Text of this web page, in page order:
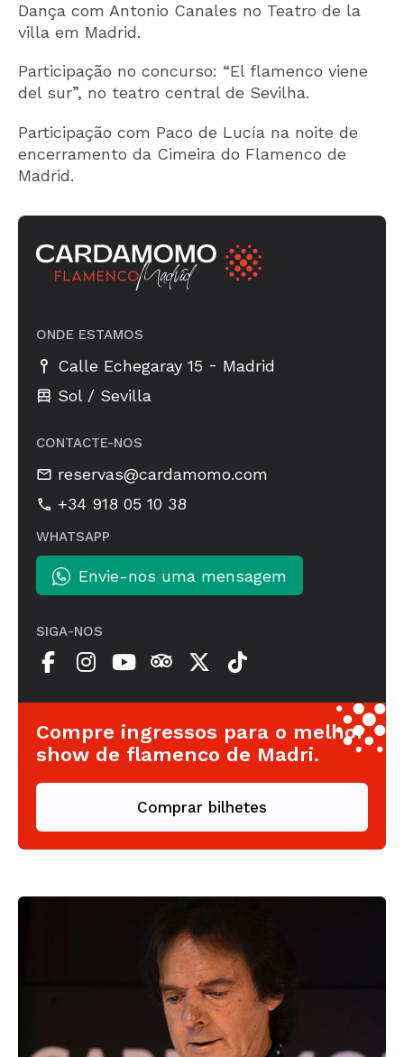
Dança com Antonio Canales no Teatro de la
villa em Madrid.
Participação no concurso: “El flamenco viene
del sur”, no teatro central de Sevilha.
Participação com Paco de Lucía na noite de
encerramento da Cimeira do Flamenco de
Madrid.
ONDE ESTAMOS
Calle Echegaray 15 - Madrid
Sol / Sevilla
CONTACTE-NOS
reservas@cardamomo.com
+34 918 05 10 38
WHATSAPP
Envie-nos uma mensagem
SIGA-NOS
Compre ingressos para o melhor
show de flamenco de Madri.
Comprar bilhetes